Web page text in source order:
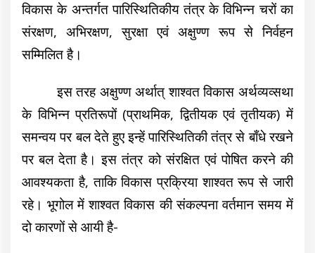
विकास के अन्तर्गत पारिस्थितिकीय तंत्र के विभिन्न चरों का
संरक्षण, अभिरक्षण, सुरक्षा एवं अक्षुण्ण रूप से निर्वहन
सम्मिलित है।
इस तरह अक्षुण्ण अर्थात् शाश्वत विकास अर्थव्यव्सथा
के विभिन्न प्रतिरूपों (प्राथमिक, द्वितीयक एवं तृतीयक) में
समन्वय पर बल देते हुए इन्हें पारिस्थितिकी तंत्र से बाँधे रखने
पर बल देता है। इस तंत्र को संरक्षित एवं पोषित करने की
आवश्यकता है, ताकि विकास प्रक्रिया शाश्वत रूप से जारी
रहे। भूगोल में शाश्वत विकास की संकल्पना वर्तमान समय में
दो कारणों से आयी है-